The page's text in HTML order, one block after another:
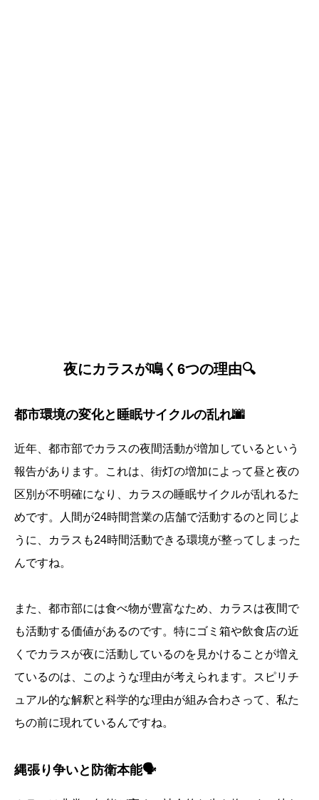
夜にカラスが鳴く6つの理由🔍
都市環境の変化と睡眠サイクルの乱れ🌆
近年、都市部でカラスの夜間活動が増加しているという
報告があります。これは、街灯の増加によって昼と夜の
区別が不明確になり、カラスの睡眠サイクルが乱れるた
めです。人間が24時間営業の店舗で活動するのと同じよ
うに、カラスも24時間活動できる環境が整ってしまった
んですね。
また、都市部には食べ物が豊富なため、カラスは夜間で
も活動する価値があるのです。特にゴミ箱や飲食店の近
くでカラスが夜に活動しているのを見かけることが増え
ているのは、このような理由が考えられます。スピリチ
ュアル的な解釈と科学的な理由が組み合わさって、私た
ちの前に現れているんですね。
縄張り争いと防衛本能🗣️